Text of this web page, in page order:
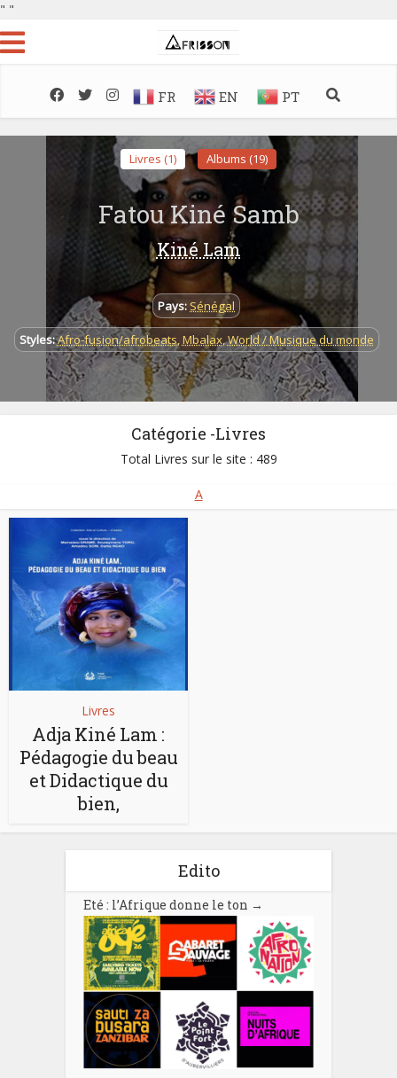
" "
FR EN PT
Livres (1) Albums (19)
Fatou Kiné Samb
Kiné Lam
Pays:Sénégal
Styles:Afro-fusion/afrobeats,Mbalax,World / Musique du monde
Catégorie -Livres
Total Livres sur le site : 489
A
Livres
Adja Kiné Lam :
Pédagogie du beau
et Didactique du
bien,
Edito
Eté : l’Afrique donne le ton →